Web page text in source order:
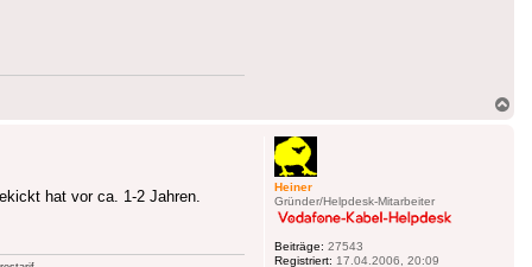
Heiner
Gründer/Helpdesk-Mitarbeiter
Beiträge: 27543
Registriert: 17.04.2006, 20:09
hat vor ca. 1-2 Jahren.